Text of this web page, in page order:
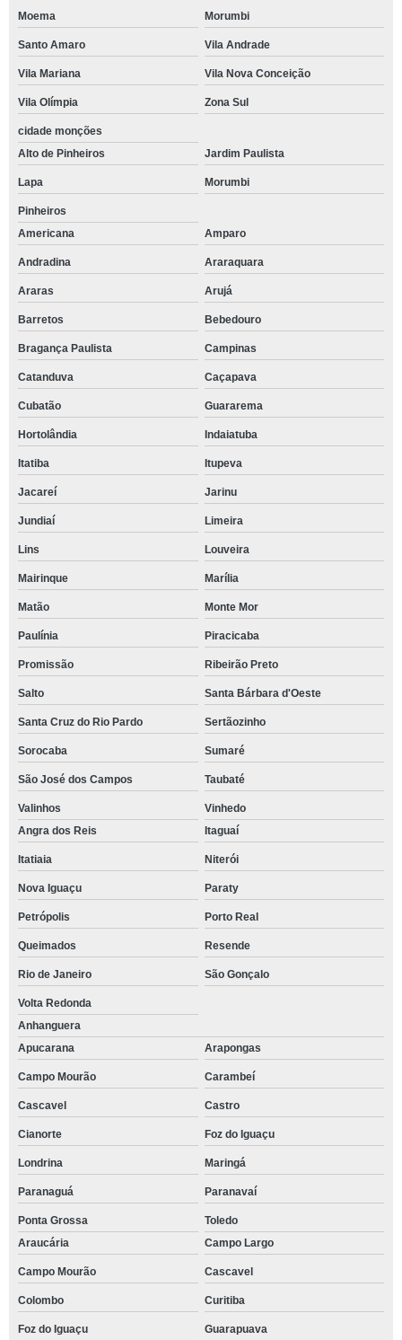
Moema Morumbi
Santo Amaro Vila Andrade
Vila Mariana Vila Nova Conceição
Vila Olímpia Zona Sul
cidade monções
Alto de Pinheiros
Jardim Paulista
Lapa Morumbi
Pinheiros
Americana
Amparo
Andradina Araraquara
Araras Arujá
Barretos Bebedouro
Bragança Paulista Campinas
Catanduva Caçapava
Cubatão Guararema
Hortolândia Indaiatuba
Itatiba Itupeva
Jacareí Jarinu
Jundiaí Limeira
Lins Louveira
Mairinque Marília
Matão Monte Mor
Paulínia Piracicaba
Promissão Ribeirão Preto
Salto Santa Bárbara d'Oeste
Santa Cruz do Rio Pardo Sertãozinho
Sorocaba Sumaré
São José dos Campos Taubaté
Valinhos
Vinhedo
Angra dos Reis
Itaguaí
Itatiaia Niterói
Nova Iguaçu Paraty
Petrópolis Porto Real
Queimados Resende
Rio de Janeiro São Gonçalo
Volta Redonda
Anhanguera
Apucarana
Arapongas
Campo Mourão Carambeí
Cascavel Castro
Cianorte Foz do Iguaçu
Londrina Maringá
Paranaguá Paranavaí
Ponta Grossa
Toledo
Araucária
Campo Largo
Campo Mourão Cascavel
Colombo Curitiba
Foz do Iguaçu Guarapuava